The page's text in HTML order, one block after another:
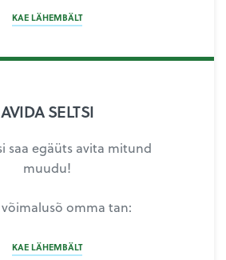
KAE LÄHEMBÄLT
AVIDA SELTSI
saa egäüts avita mitund
muudu!
omma tan:
KAE LÄHEMBÄLT